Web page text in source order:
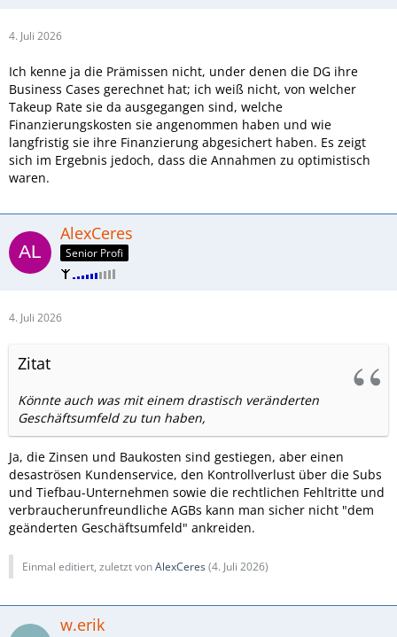
4. Juli 2026
Ich kenne ja die Prämissen nicht, under denen die DG ihre
Business Cases gerechnet hat; ich weiß nicht, von welcher
Takeup Rate sie da ausgegangen sind, welche
Finanzierungskosten sie angenommen haben und wie
langfristig sie ihre Finanzierung abgesichert haben. Es zeigt
sich im Ergebnis jedoch, dass die Annahmen zu optimistisch
waren.
AlexCeres
Senior Profi
4. Juli 2026
Zitat
Könnte auch was mit einem drastisch veränderten
Geschäftsumfeld zu tun haben,
Ja, die Zinsen und Baukosten sind gestiegen, aber einen
desaströsen Kundenservice, den Kontrollverlust über die Subs
und Tiefbau-Unternehmen sowie die rechtlichen Fehltritte und
verbraucherunfreundliche AGBs kann man sicher nicht "dem
geänderten Geschäftsumfeld" ankreiden.
Einmal editiert, zuletzt vonAlexCeres(4. Juli 2026)
w.erik